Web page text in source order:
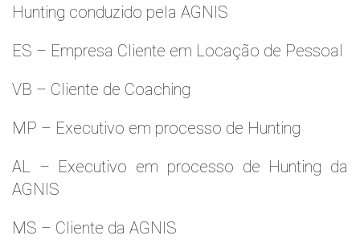
Hunting conduzido pela AGNIS
ES – Empresa Cliente em Locação de Pessoal
VB – Cliente de Coaching
MP – Executivo em processo de Hunting
AL – Executivo em processo de Hunting da
AGNIS
MS – Cliente da AGNIS